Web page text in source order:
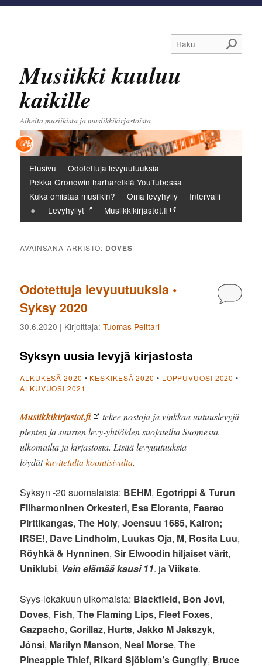
Haku
Musiikki kuuluu
kaikille
Aiheita musiikista ja musiikkikirjastoista
Päävalikko
Etusivu
Odotettuja levyuutuuksia
Pekka Gronowin harharetkiä YouTubessa
Kuka omistaa musiikin?
Oma levyhylly
Intervalli
Levyhyllyt
Musiikkikirjastot.fi
AVAINSANA-ARKISTO: DOVES
Odotettuja levyuutuuksia •
Syksy 2020
30.6.2020 | Kirjoittaja:Tuomas Pelttari
Syksyn uusia levyjä kirjastosta
ALKUKESÄ 2020 • KESKIKESÄ 2020 • LOPPUVUOSI 2020 •
ALKUVUOSI 2021
Musiikkikirjastot.fi
tekee nostoja ja vinkkaa uutuuslevyjä
pienten ja suurten levy-yhtiöiden suojateilta Suomesta,
ulkomailta ja kirjastosta. Lisää levyuutuuksia
löydätkuvitetulta koontisivulta.
Syksyn -20 suomalaista: BEHM, Egotrippi & Turun
Filharmoninen Orkesteri, Esa Eloranta, Faarao
Pirttikangas,The Holy,Joensuu 1685, Kairon;
IRSE!, Dave Lindholm, Luukas Oja, M, Rosita Luu,
Röyhkä & Hynninen,Sir Elwoodin hiljaiset värit,
Uniklubi, Vain elämää kausi 11. jaViikate.
Syys-lokakuun ulkomaista: Blackfield, Bon Jovi,
Doves, Fish,The Flaming Lips, Fleet Foxes,
Gazpacho,Gorillaz, Hurts,Jakko M Jakszyk,
Jónsi, Marilyn Manson, Neal Morse,The
Pineapple Thief, Rikard Sjöblom’s Gungfly, Bruce